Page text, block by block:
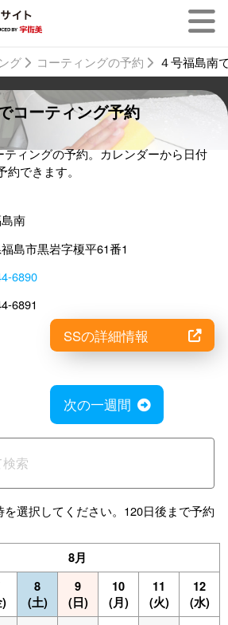
グ コーティングの予約 ４号福島南
コーティング予約
ィングの予約。カレンダーから日付
できます。
南
島市黒岩字榎平61番1
6890
6891
SSの詳細情報
次の一週間
選択してください。120日後まで予約
8月
8
(土)
9
(日)
10
(月)
11
(火)
12
(水)